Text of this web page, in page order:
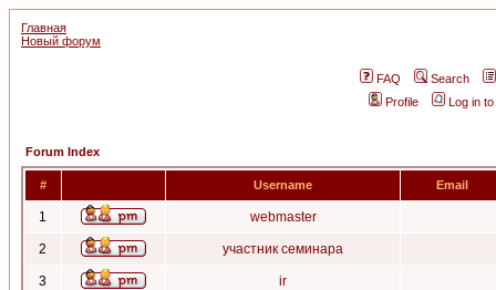
Главная
Новый форум
FAQ
Search
Profile
Log in
Forum Index
# Username Email
1 webmaster
2 участник семинара
3 ir